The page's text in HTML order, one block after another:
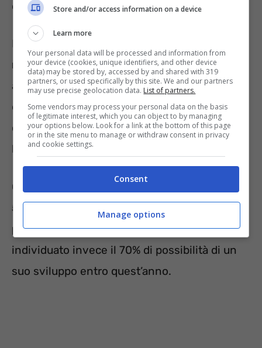
of Meteorology).
Entrambe le agenzie
misurare le temperature degli oceani–
anche se utilizzando criteri leggermente
diversi – e quando rispondono a determinati
criteriannunciano l’arrivo del Nino o della
Nina.
Quest’anno la NOAA ha dichiarato che ci sono
56% di probabilità che El Nino raggiunga un
picconella sua manifestazione. BOM ha
individuato invece il 70% di possibilità di un
suo sviluppo entro quest’anno.
Store and/or access information on a device
Learn more
Your personal data will be processed and information from
your device (cookies, unique identifiers, and other device
data) may be stored by, accessed by and shared with 319
partners, or used specifically by this site. We and our partners
may use precise geolocation data. List of partners.
Some vendors may process your personal data on the basis
of legitimate interest, which you can object to by managing
your options below. Look for a link at the bottom of this page
or in the site menu to manage or withdraw consent in privacy
and cookie settings.
Consent
Manage options